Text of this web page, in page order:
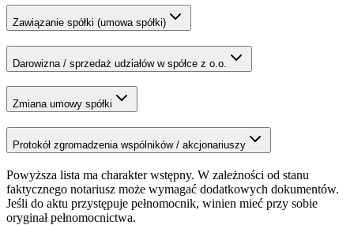
Zawiązanie spółki (umowa spółki)
Darowizna / sprzedaż udziałów w spółce z o.o.
Zmiana umowy spółki
Protokół zgromadzenia wspólników / akcjonariuszy
Powyższa lista ma charakter wstępny. W zależności od stanu
faktycznego notariusz może wymagać dodatkowych dokumentów.
Jeśli do aktu przystępuje pełnomocnik, winien mieć przy sobie
oryginał pełnomocnictwa.